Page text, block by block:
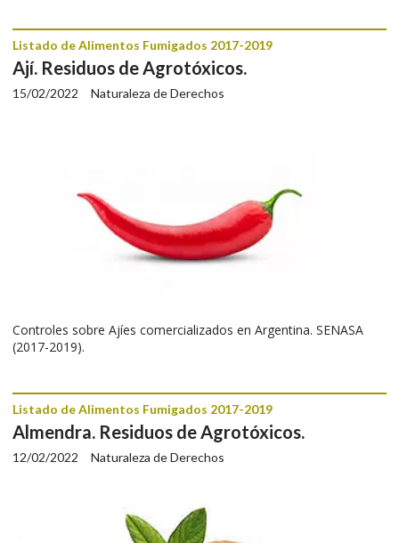
Ají. Residuos de Agrotóxicos.
Naturaleza de Derechos
Listado de Alimentos Fumigados 2017-2019
15/02/2022
Controles sobre Ajíes comercializados en Argentina. SENASA
(2017-2019).
Almendra. Residuos de Agrotóxicos.
Naturaleza de Derechos
Listado de Alimentos Fumigados 2017-2019
12/02/2022